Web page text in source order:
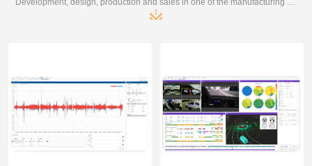
Development, design, production and sales in one of the manufacturing enterprises